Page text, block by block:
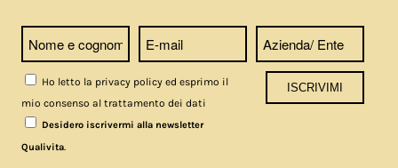
Ho letto la privacy policy ed esprimo il
mio consenso al trattamento dei dati
Desidero iscrivermi alla newsletter
Qualivita.